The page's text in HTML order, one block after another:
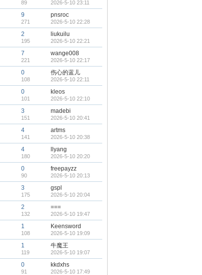
89 2026-5-10 23:11
9
271
pnsroc
2026-5-10 22:28
2
195
liukuilu
2026-5-10 22:21
7
221
wange008
2026-5-10 22:17
0
108
伤心的蓝儿
2026-5-10 22:11
0
101
kleos
2026-5-10 22:10
3
151
madebi
2026-5-10 20:41
4
141
artms
2026-5-10 20:38
4
180
llyang
2026-5-10 20:20
0
90
freepayzz
2026-5-10 20:13
3
175
gspl
2026-5-10 20:04
2
132
===
2026-5-10 19:47
1
108
Keensword
2026-5-10 19:09
1
119
牛魔王
2026-5-10 19:07
0
91
kkdxhs
2026-5-10 17:49